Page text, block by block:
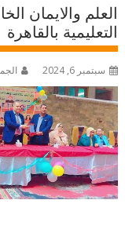
العلم والايمان
التعليمية بالقاهرة
سبتمبر 6, 2024